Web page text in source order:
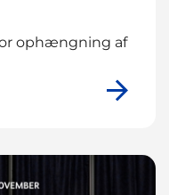
ophængning af